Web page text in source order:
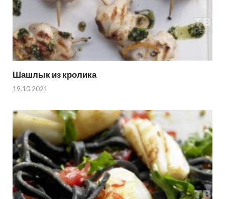
Шашлык из кролика
19.10.2021